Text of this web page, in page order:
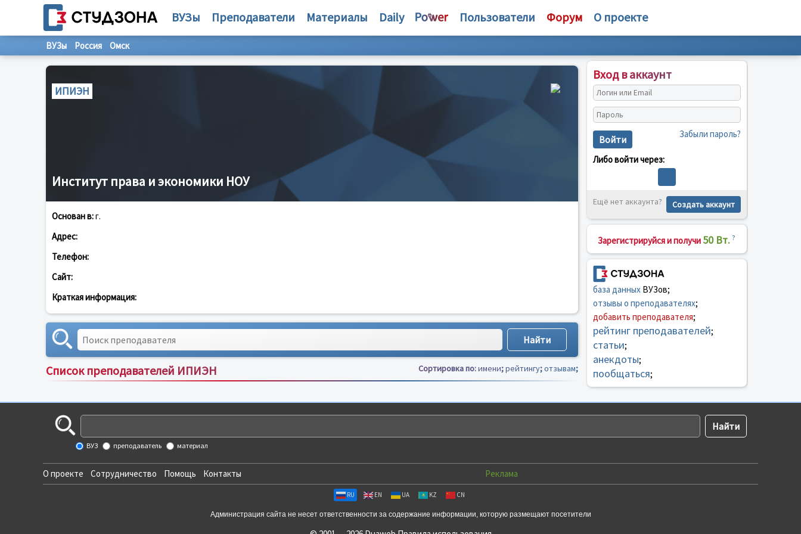
ВУЗы Преподаватели Материалы Daily Пользователи Форум О проекте
ВУЗы Россия Омск
ИПИЭН
Институт права и экономики НОУ
Основан в:г.
Адрес:
Телефон:
Сайт:
Краткая информация:
Список преподавателей ИПИЭН Сортировка по:имени;рейтингу;отзывам;
Вход в аккаунт
Войти Забыли пароль?
Либо войти через:
Ещё нет аккаунта? Создать аккаунт
Зарегистрируйся и получи 50 Вт. ?
база данныхВУЗов;
отзывы о преподавателях;
добавить преподавателя;
рейтинг преподавателей;
статьи;
анекдоты;
пообщаться;
ВУЗ преподаватель материал
О проекте Сотрудничество Помощь Контакты Реклама
RU EN UA KZ CN
Администрация сайта не несет ответственности за содержание информации, которую размещают посетители